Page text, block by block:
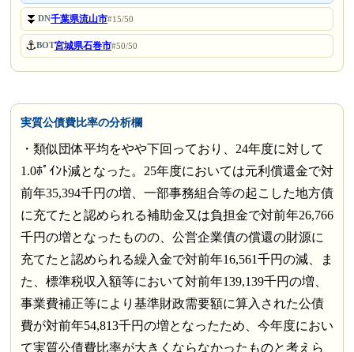
⏬DN千葉県流山市#15/50
⚓BOT宮城県石巻市#50/50
実質公債費比率の分析欄
・類似団体平均をやや下回っており、24年度に対して
1.0ﾎﾟｲﾝﾄ減となった。25年度においては元利償還金で対
前年35,394千円の増、一部事務組合等の起こした地方債
に充てたと認められる補助金又は負担金で対前年26,766
千円の増となったものの、公営企業債の償還の財源に
充てたと認められる繰入金で対前年16,561千円の減、ま
た、標準税収入額等において対前年139,139千円の増、
事業費補正等により基準財政需要額に算入された公債
費が対前年54,813千円の増となったため、今年度におい
て実質公債費比率が大きくならなかったものと考えら